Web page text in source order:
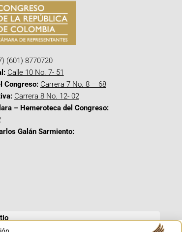
(601) 8770720
Calle 10 No. 7- 51
Congreso: Carrera 7 No. 8 – 68
Carrera 8 No. 12- 02
– Hemeroteca del Congreso:
Galán Sarmiento: